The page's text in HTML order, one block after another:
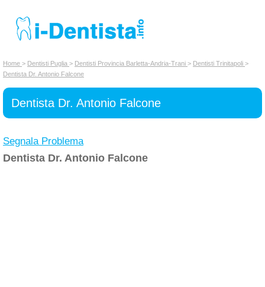
INSERISCI DENTISTA
Chi siamo
Home > Dentisti Puglia > Dentisti Provincia Barletta-Andria-Trani > Dentisti Trinitapoli >
Dentista Dr. Antonio Falcone
Dentista Dr. Antonio Falcone
Segnala Problema
Dentista Dr. Antonio Falcone